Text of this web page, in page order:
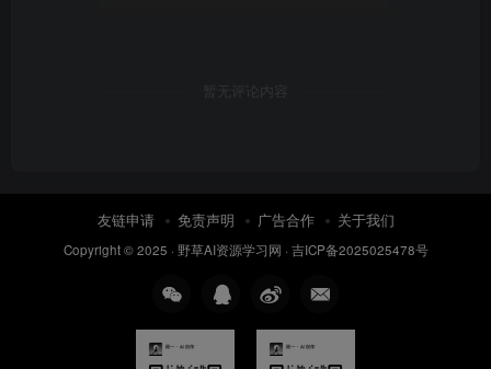
暂无评论内容
友链申请 免责声明 广告合作 关于我们
Copyright © 2025 · 野草AI资源学习网 · 吉ICP备2025025478号